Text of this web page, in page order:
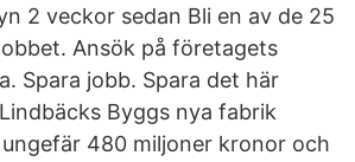
2 veckor sedan Bli en av de 25
Ansök på företagets
Spara jobb. Spara det här
Byggs nya fabrik
480 miljoner kronor och